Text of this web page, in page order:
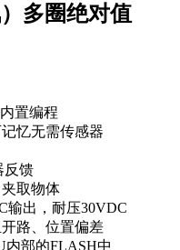
多圈绝对值
置编程
忆无需传感器
反馈
取物体
输出，耐压30VDC
路、位置偏差
内部的FLASH中